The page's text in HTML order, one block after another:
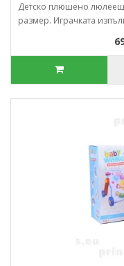
Детско плюшено
размер. Играчката